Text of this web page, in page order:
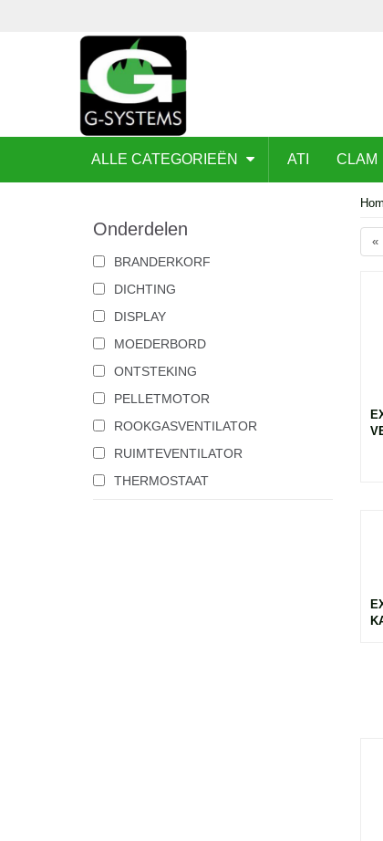
ALLE CATEGORIEËN ATI CLAM
Onderdelen
BRANDERKORF
DICHTING
DISPLAY
MOEDERBORD
ONTSTEKING
PELLETMOTOR
ROOKGASVENTILATOR
RUIMTEVENTILATOR
THERMOSTAAT
«